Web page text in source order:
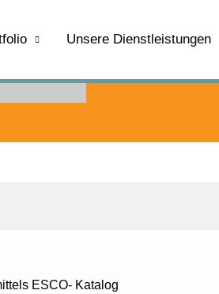
Unsere Dienstleistungen
ESCO- Katalog